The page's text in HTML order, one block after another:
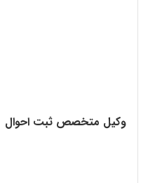
وکیل متخصص ثبت احوال